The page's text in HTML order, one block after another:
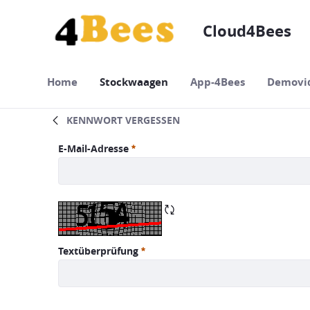
Zum Hauptinhalt springen
Cloud4Bees
Home Stockwaagen App-4Bees
KENNWORT VERGESSEN
E-Mail-Adresse
Textüberprüfung